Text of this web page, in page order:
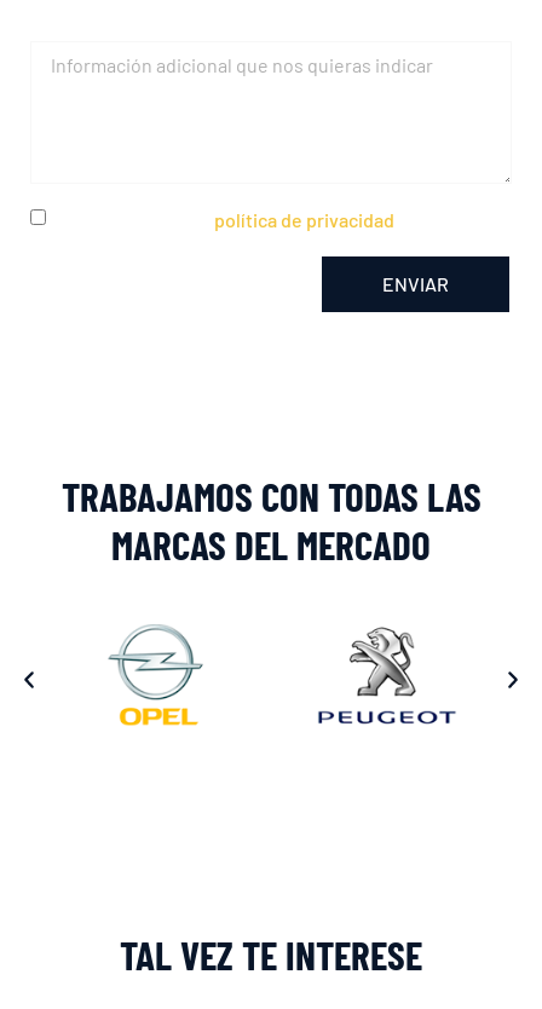
política de privacidad
ENVIAR
TRABAJAMOS CON TODAS LAS
MARCAS DEL MERCADO
TAL VEZ TE INTERESE